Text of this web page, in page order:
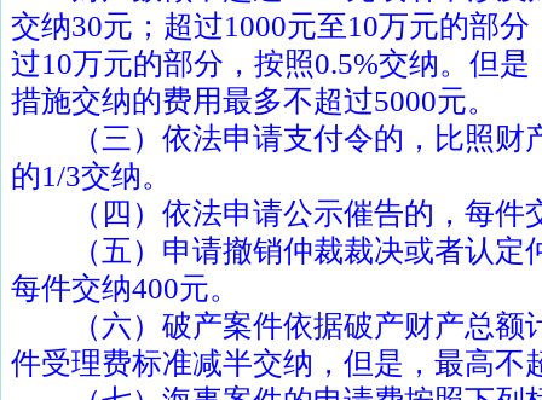
交纳30元；超过1000元至10万元的部分
过10万元的部分，按照0.5%交纳。但是
措施交纳的费用最多不超过5000元。
（三）依法申请支付令的，比照财
的1/3交纳。
（四）依法申请公示催告的，每件
（五）申请撤销仲裁裁决或者认定
每件交纳400元。
（六）破产案件依据破产财产总额
件受理费标准减半交纳，但是，最高不